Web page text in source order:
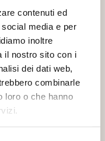
contenuti ed
media e per
inoltre
il nostro sito con i
dei dati web,
combinarle
loro o che hanno